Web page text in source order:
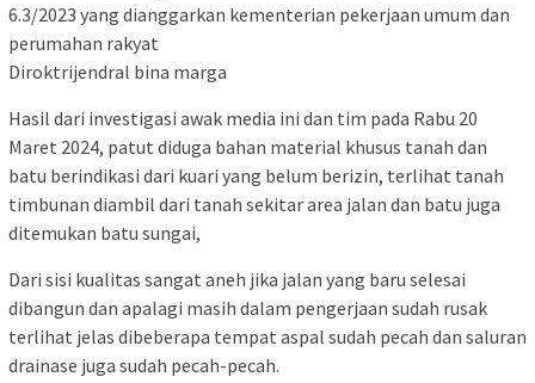
6.3/2023 yang dianggarkan kementerian pekerjaan umum dan
perumahan rakyat
Diroktrijendral bina marga
Hasil dari investigasi awak media ini dan tim pada Rabu 20
Maret 2024, patut diduga bahan material khusus tanah dan
batu berindikasi dari kuari yang belum berizin, terlihat tanah
timbunan diambil dari tanah sekitar area jalan dan batu juga
ditemukan batu sungai,
Dari sisi kualitas sangat aneh jika jalan yang baru selesai
dibangun dan apalagi masih dalam pengerjaan sudah rusak
terlihat jelas dibeberapa tempat aspal sudah pecah dan saluran
drainase juga sudah pecah-pecah.